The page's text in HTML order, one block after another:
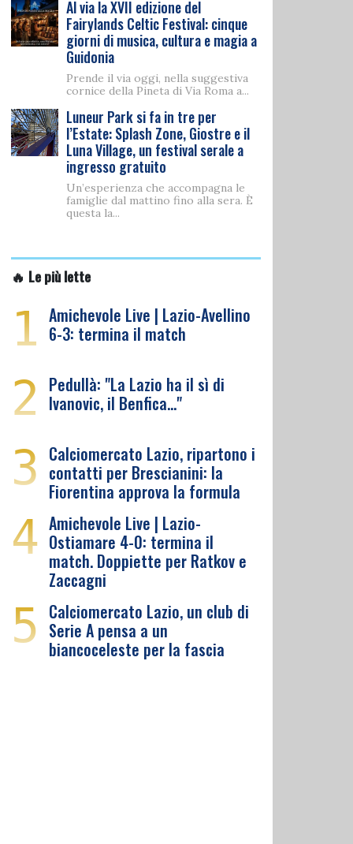
Al via la XVII edizione del
Fairylands Celtic Festival: cinque
giorni di musica, cultura e magia a
Guidonia
Prende il via oggi, nella suggestiva
cornice della Pineta di Via Roma a...
Luneur Park si fa in tre per
l’Estate: Splash Zone, Giostre e il
Luna Village, un festival serale a
ingresso gratuito
Un’esperienza che accompagna le
famiglie dal mattino fino alla sera. È
questa la...
🔥 Le più lette
1 Amichevole Live | Lazio-Avellino
6-3: termina il match
2 Pedullà: "La Lazio ha il sì di
Ivanovic, il Benfica…"
3 Calciomercato Lazio, ripartono i
contatti per Brescianini: la
Fiorentina approva la formula
4 Amichevole Live | Lazio-
Ostiamare 4-0: termina il
match. Doppiette per Ratkov e
Zaccagni
5 Calciomercato Lazio, un club di
Serie A pensa a un
biancoceleste per la fascia